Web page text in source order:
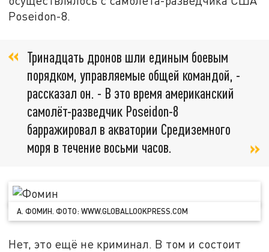
Poseidon-8.
Тринадцать дронов шли единым боевым
порядком, управляемые общей командой, -
рассказал он. - В это время американский
самолёт-разведчик Poseidon-8
барражировал в акватории Средиземного
моря в течение восьми часов.
А. ФОМИН. ФОТО: WWW.GLOBALLOOKPRESS.COM
Нет, это ещё не криминал. В том и состоит